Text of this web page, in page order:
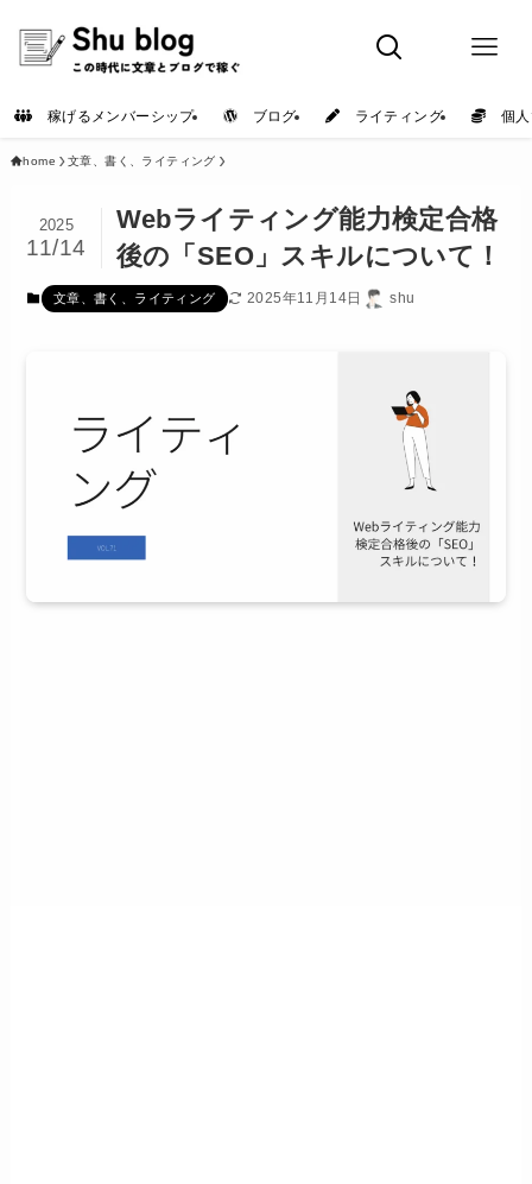
稼げるメンバーシップ ブログ ライティング 個人
home 文章、書く、ライティング
Webライティング能力検定合格
後の「SEO」スキルについて！
2025
11/14
文章、書く、ライティング 2025年11月14日 shu